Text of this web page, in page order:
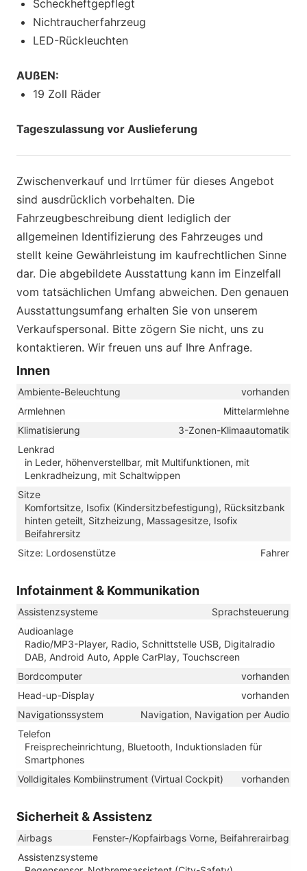
Scheckheftgepflegt
Nichtraucherfahrzeug
LED-Rückleuchten
AUßEN:
19 Zoll Räder
Tageszulassung vor Auslieferung
Zwischenverkauf und Irrtümer für dieses Angebot
sind ausdrücklich vorbehalten. Die
Fahrzeugbeschreibung dient lediglich der
allgemeinen Identifizierung des Fahrzeuges und
stellt keine Gewährleistung im kaufrechtlichen Sinne
dar. Die abgebildete Ausstattung kann im Einzelfall
vom tatsächlichen Umfang abweichen. Den genauen
Ausstattungsumfang erhalten Sie von unserem
Verkaufspersonal. Bitte zögern Sie nicht, uns zu
kontaktieren. Wir freuen uns auf Ihre Anfrage.
Innen
Ambiente-Beleuchtung
vorhanden
Armlehnen
Mittelarmlehne
Klimatisierung
3-Zonen-Klimaautomatik
Lenkrad
in Leder, höhenverstellbar, mit Multifunktionen, mit
Lenkradheizung, mit Schaltwippen
Sitze
Komfortsitze, Isofix (Kindersitzbefestigung), Rücksitzbank
hinten geteilt, Sitzheizung, Massagesitze, Isofix
Beifahrersitz
Sitze: Lordosenstütze
Fahrer
Infotainment & Kommunikation
Assistenzsysteme
Sprachsteuerung
Audioanlage
Radio/MP3-Player, Radio, Schnittstelle USB, Digitalradio
DAB, Android Auto, Apple CarPlay, Touchscreen
Bordcomputer
vorhanden
Head-up-Display
vorhanden
Navigationssystem
Navigation, Navigation per Audio
Telefon
Freisprecheinrichtung, Bluetooth, Induktionsladen für
Smartphones
Volldigitales Kombiinstrument (Virtual Cockpit)
vorhanden
Sicherheit & Assistenz
Airbags
Fenster-/Kopfairbags Vorne, Beifahrerairbag
Assistenzsysteme